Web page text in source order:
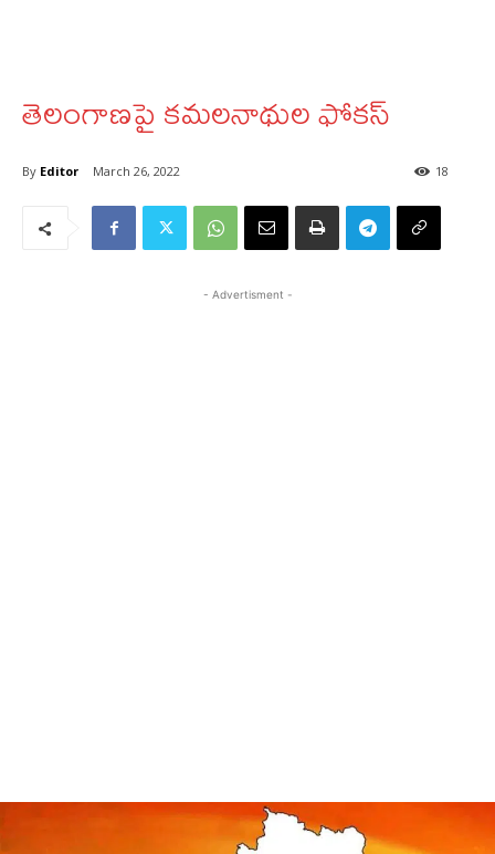
తెలంగాణపై కమలనాథుల ఫోకస్
By Editor March 26, 2022 18
- Advertisment -